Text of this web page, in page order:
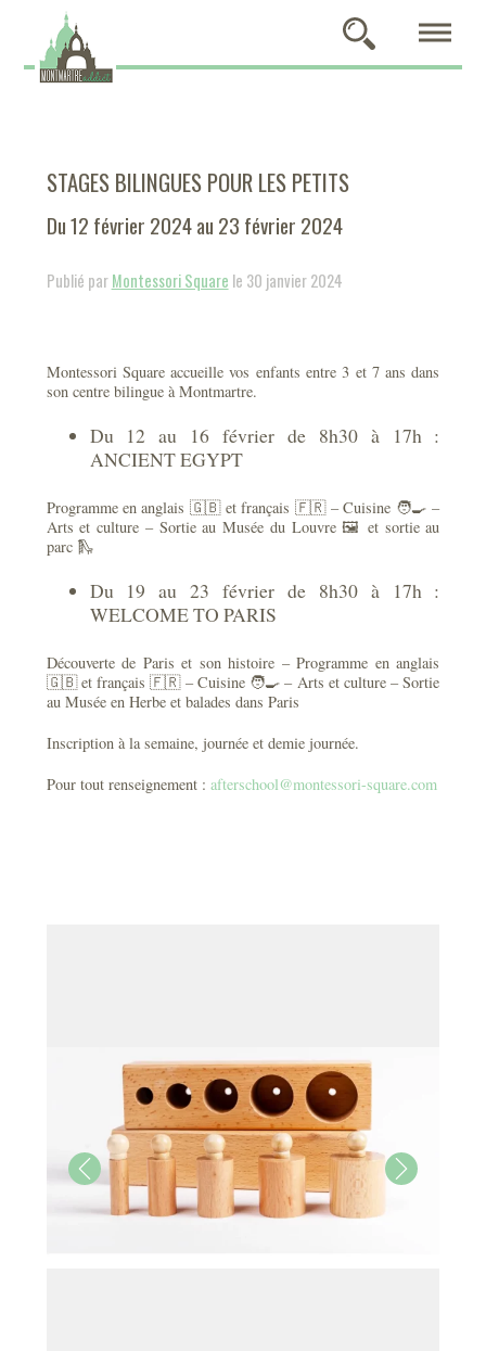
STAGES BILINGUES POUR LES PETITS
Du 12 février 2024 au 23 février 2024
Publié parMontessori Square le 30 janvier 2024
Montessori Square accueille vos enfants entre 3 et 7 ans dans
son centre bilingue à Montmartre.
Du 12 au 16 février de 8h30 à 17h :
ANCIENT EGYPT
Programme en anglais 🇬🇧 et français 🇫🇷 – Cuisine 🧑‍🍳 –
Arts et culture – Sortie au Musée du Louvre 🖼️ et sortie au
parc 🛝
Du 19 au 23 février de 8h30 à 17h :
WELCOME TO PARIS
Découverte de Paris et son histoire – Programme en anglais
🇬🇧 et français 🇫🇷 – Cuisine 🧑‍🍳 – Arts et culture – Sortie
au Musée en Herbe et balades dans Paris
Inscription à la semaine, journée et demie journée.
Pour tout renseignement : afterschool@montessori-square.com